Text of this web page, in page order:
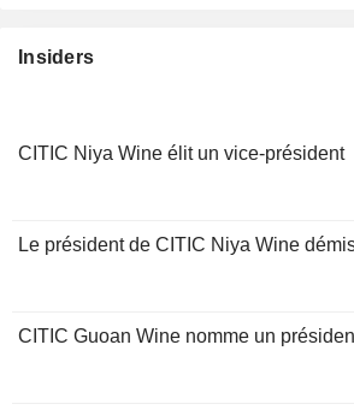
Insiders
CITIC Niya Wine élit un vice-président
Le président de CITIC Niya Wine
CITIC Guoan Wine nomme un